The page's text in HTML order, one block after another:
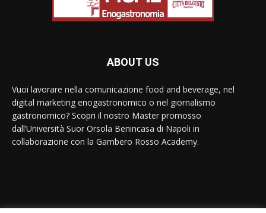
ABOUT US
Vuoi lavorare nella comunicazione food and beverage, nel
digital marketing enogastronomico o nel giornalismo
gastronomico? Scopri il nostro Master promosso
dall’Università Suor Orsola Benincasa di Napoli in
collaborazione con la Gambero Rosso Academy.